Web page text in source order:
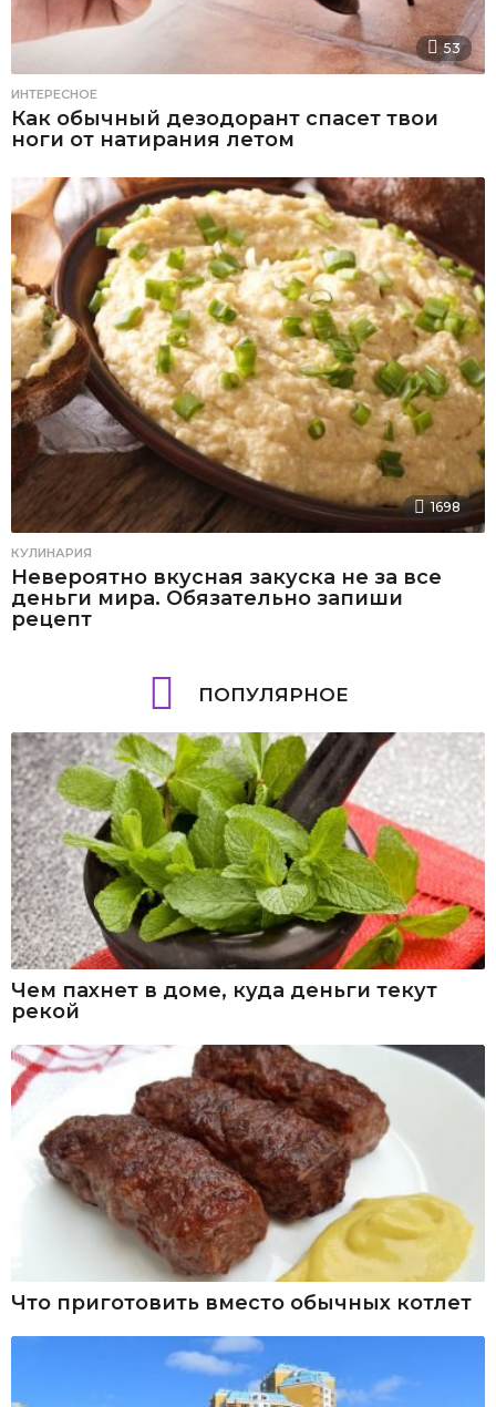
53
ИНТЕРЕСНОЕ
Как обычный дезодорант спасет твои
ноги от натирания летом
1698
КУЛИНАРИЯ
Невероятно вкусная закуска не за все
деньги мира. Обязательно запиши
рецепт
ПОПУЛЯРНОЕ
Чем пахнет в доме, куда деньги текут
рекой
Что приготовить вместо обычных котлет